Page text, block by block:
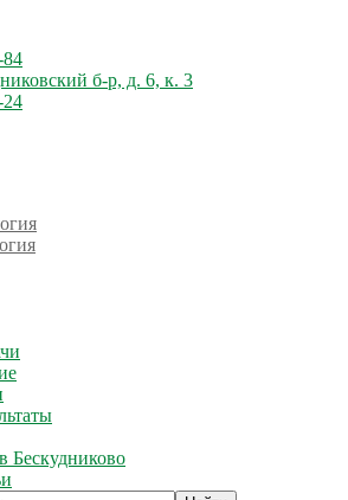
84
б-р, д. 6, к. 3
24
Бескудниково